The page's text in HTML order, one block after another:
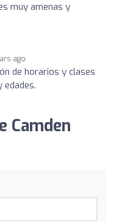
muy amenas y
ago
de horarios y clases
edades.
Camden